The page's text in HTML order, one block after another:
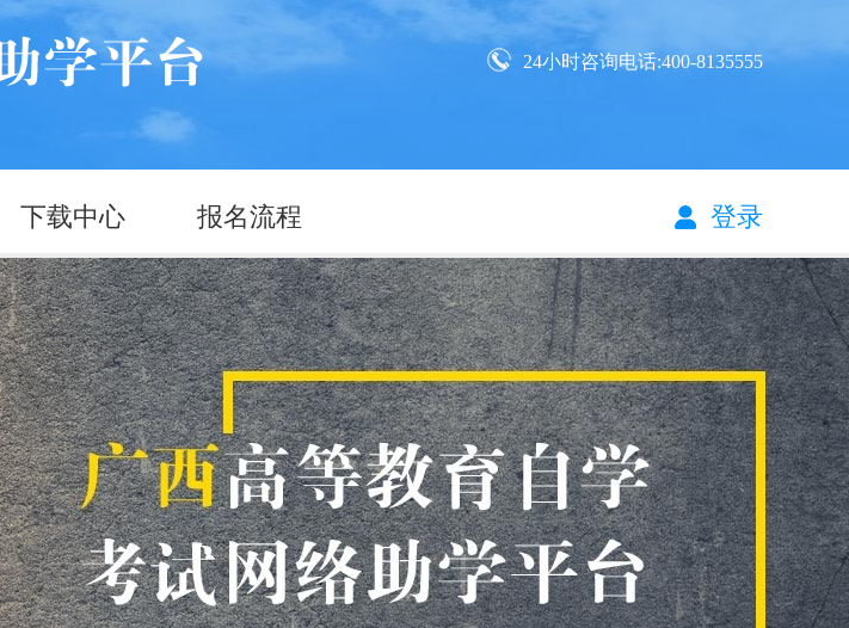
24小时咨询电话:400-8135555
下载中心 报名流程 登录